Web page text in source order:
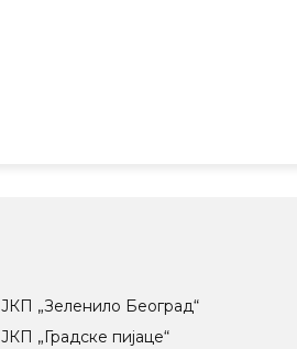
ЈКП „Зеленило Београд“
ЈКП „Градске пијаце“